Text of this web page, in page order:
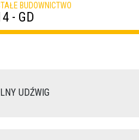
BUDOWNICTWO
- GD
UDŹWIG